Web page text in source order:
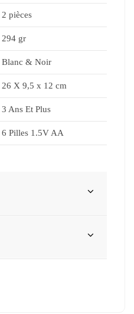
2 pièces
294 gr
Blanc & Noir
26 X 9,5 x 12 cm
3 Ans Et Plus
6 Pilles 1.5V AA